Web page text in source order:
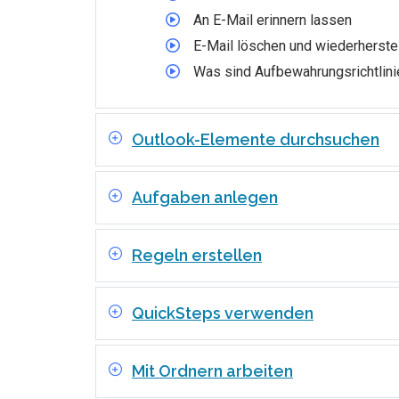
An E-Mail erinnern lassen
E-Mail löschen und
Was sind
Outlook-Elemente durchsuchen
Aufgaben anlegen
Regeln erstellen
QuickSteps verwenden
Mit Ordnern arbeiten